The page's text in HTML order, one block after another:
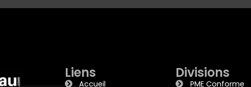
Liens
Accueil
Divisions
PME Conforme